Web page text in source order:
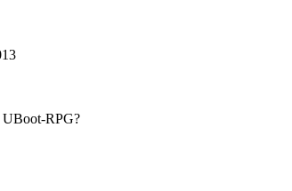
UBoot-RPG?